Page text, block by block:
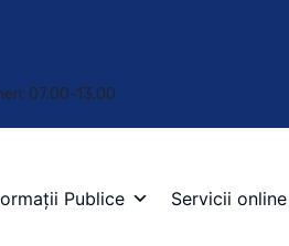
07.00-13.00
Publice Servicii online